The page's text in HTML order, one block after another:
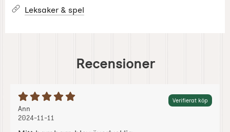
Leksaker & spel
Recensioner
Betyg: 5 Stjärnor av 5 Verifierat köp
Recension av:
Ann
2024-11-11